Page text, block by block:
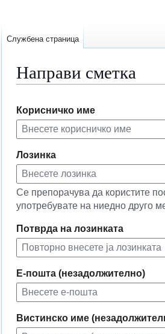
Направи сметка
на
прегледникот
на
пребарувањето
Корисничко име
Лозинка
Се препорачува да користите
употребувате на ниедно друго
Потврда на лозинката
Е-пошта (незадолжително)
Вистинско име
Службена страница